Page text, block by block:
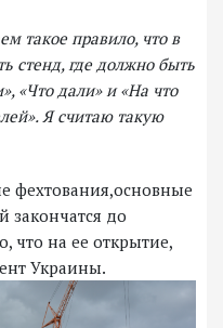
такое правило, что в
стенд, где должно быть
«Что дали» и «На что
Я считаю такую
фехтования,основные
закончатся до
что на ее открытие,
Украины.